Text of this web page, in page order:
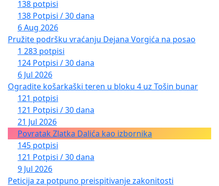
138 potpisi
138 Potpisi / 30 dana
6 Aug 2026
Pružite podršku vraćanju Dejana Vorgića na posao
1 283 potpisi
124 Potpisi / 30 dana
6 Jul 2026
Ogradite košarkaški teren u bloku 4 uz Tošin bunar
121 potpisi
121 Potpisi / 30 dana
21 Jul 2026
Povratak Zlatka Dalića kao izbornika
145 potpisi
121 Potpisi / 30 dana
9 Jul 2026
Peticija za potpuno preispitivanje zakonitosti